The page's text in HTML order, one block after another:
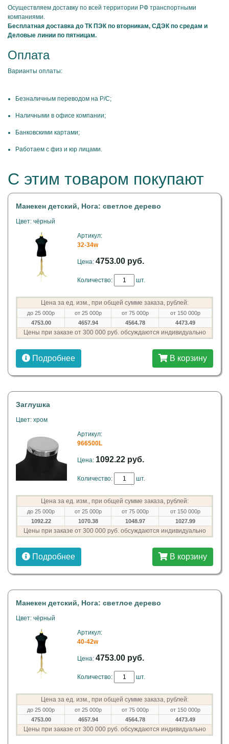
Осуществляем доставку по всей территории РФ транспортными
компаниями.
Бесплатная доставка до ТК ПЭК по вторникам, СДЭК по средам и
Деловые линии по пятницам.
Оплата
Варианты оплаты:
Безналичным переводом на Р/С;
Наличными в офисе компании;
Банковскими картами;
Работаем с физ и юр лицами.
С этим товаром покупают
Манекен детский, Нога: светлое дерево
Цвет: чёрный
Артикул:
32-34w
Цена: 4753.00 руб.
Количество: шт.
Цена за ед. изм., при общей сумме заказа, рублей:
до 25 000р от 25 000р от 75 000р
от 150 000р
4753.00
4657.94 4564.78 4473.49
Цены при заказе от 300 000 руб. обсуждаются индивидуально
Подробнее В корзину
Заглушка
Цвет: хром
Артикул:
966500L
Цена: 1092.22 руб.
Количество: шт.
Цена за ед. изм., при общей сумме заказа, рублей:
до 25 000р от 25 000р от 75 000р
от 150 000р
1092.22
1070.38 1048.97 1027.99
Цены при заказе от 300 000 руб. обсуждаются индивидуально
Подробнее В корзину
Манекен детский, Нога: светлое дерево
Цвет: чёрный
Артикул:
40-42w
Цена: 4753.00 руб.
Количество: шт.
Цена за ед. изм., при общей сумме заказа, рублей:
до 25 000р от 25 000р от 75 000р
от 150 000р
4753.00
4657.94 4564.78 4473.49
Цены при заказе от 300 000 руб. обсуждаются индивидуально